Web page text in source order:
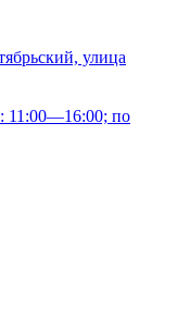
улица
11:00—16:00; по